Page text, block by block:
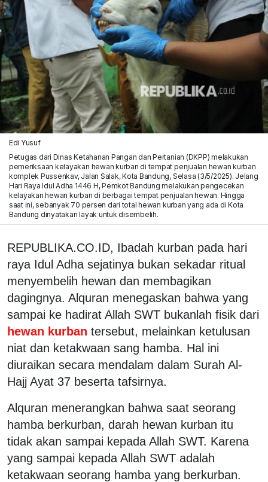
Edi Yusuf
Petugas dari Dinas Ketahanan Pangan dan Pertanian (DKPP) melakukan
pemeriksaan kelayakan hewan kurban di tempat penjualan hewan kurban
komplek Pussenkav, Jalan Salak, Kota Bandung, Selasa (3/5/2025). Jelang
Hari Raya Idul Adha 1446 H, Pemkot Bandung melakukan pengecekan
kelayakan hewan kurban di berbagai tempat penjualan hewan. Hingga
saat ini, sebanyak 70 persen dari total hewan kurban yang ada di Kota
Bandung dinyatakan layak untuk disembelih.
REPUBLIKA.CO.ID, Ibadah kurban pada hari
raya Idul Adha sejatinya bukan sekadar ritual
menyembelih hewan dan membagikan
dagingnya. Alquran menegaskan bahwa yang
sampai ke hadirat Allah SWT bukanlah fisik dari
hewan kurban tersebut, melainkan ketulusan
niat dan ketakwaan sang hamba. Hal ini
diuraikan secara mendalam dalam Surah Al-
Hajj Ayat 37 beserta tafsirnya.
Alquran menerangkan bahwa saat seorang
hamba berkurban, darah hewan kurban itu
tidak akan sampai kepada Allah SWT. Karena
yang sampai kepada Allah SWT adalah
ketakwaan seorang hamba yang berkurban.